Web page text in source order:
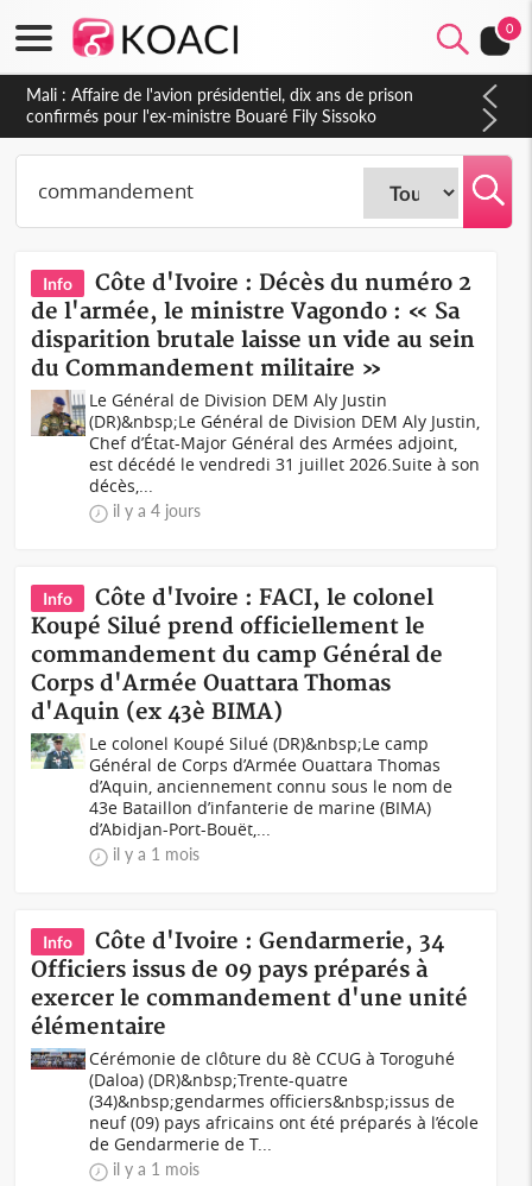
0
Nigeria : Le Togo et le Cameroun principaux acheteurs des
produits de la raffinerie Dangote en juillet
Info
Côte d'Ivoire : Décès du numéro 2
de l'armée, le ministre Vagondo : « Sa
disparition brutale laisse un vide au sein
du Commandement militaire »
Le Général de Division DEM Aly Justin
(DR)&nbsp;Le Général de Division DEM Aly Justin,
Chef d’État-Major Général des Armées adjoint,
est décédé le vendredi 31 juillet 2026.Suite à son
décès,...
il y a 4 jours
Info
Côte d'Ivoire : FACI, le colonel
Koupé Silué prend officiellement le
commandement du camp Général de
Corps d'Armée Ouattara Thomas
d'Aquin (ex 43è BIMA)
Le colonel Koupé Silué (DR)&nbsp;Le camp
Général de Corps d’Armée Ouattara Thomas
d’Aquin, anciennement connu sous le nom de
43e Bataillon d’infanterie de marine (BIMA)
d’Abidjan-Port-Bouët,...
il y a 1 mois
Info
Côte d'Ivoire : Gendarmerie, 34
Officiers issus de 09 pays préparés à
exercer le commandement d'une unité
élémentaire
Cérémonie de clôture du 8è CCUG à Toroguhé
(Daloa) (DR)&nbsp;Trente-quatre
(34)&nbsp;gendarmes officiers&nbsp;issus de
neuf (09) pays africains ont été préparés à l’école
de Gendarmerie de T...
il y a 1 mois